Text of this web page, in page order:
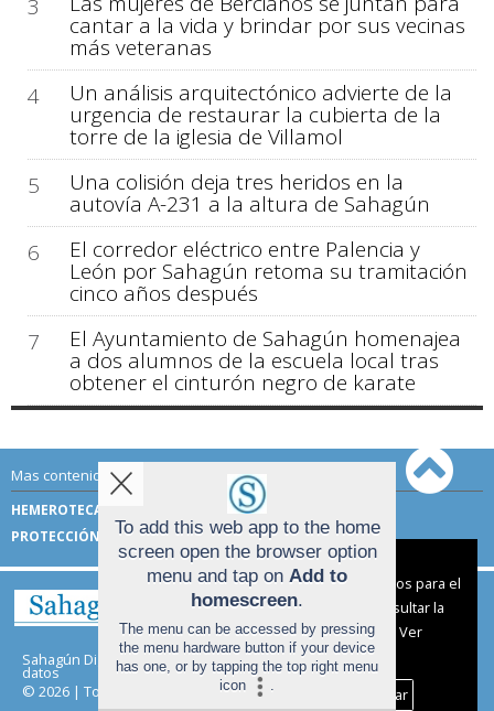
3
cantar a la vida y brindar por sus vecinas
más veteranas
4
Un análisis arquitectónico advierte de la
urgencia de restaurar la cubierta de la
torre de la iglesia de Villamol
5
Una colisión deja tres heridos en la
autovía A-231 a la altura de Sahagún
6
El corredor eléctrico entre Palencia y
León por Sahagún retoma su tramitación
cinco años después
7
El Ayuntamiento de Sahagún homenajea
a dos alumnos de la escuela local tras
obtener el cinturón negro de karate
Mas contenido de Sahagún Digital:
HEMEROTECA
TÉRMINOS DE USO
PROTECCIÓN DE DATOS
Sahagún Digital | Términos de uso|Protección de
datos
© 2026 | Todos los derechos reservados
To add this web app to the home
screen open the browser option
menu and tap on Add to
homescreen.
The menu can be accessed by pressing
the menu hardware button if your device
has one, or by tapping the top right menu
icon
.
Aviso sobre el Uso de cookies:
Utilizamos cookies nuestras y de terceros para el
funcionamiento del digital. Puedes consultar la
lista de cookies y como desconectarlas.
Ver
nuestra Política de Privacidad y Cookies
Aceptar Cookies
Personalizar